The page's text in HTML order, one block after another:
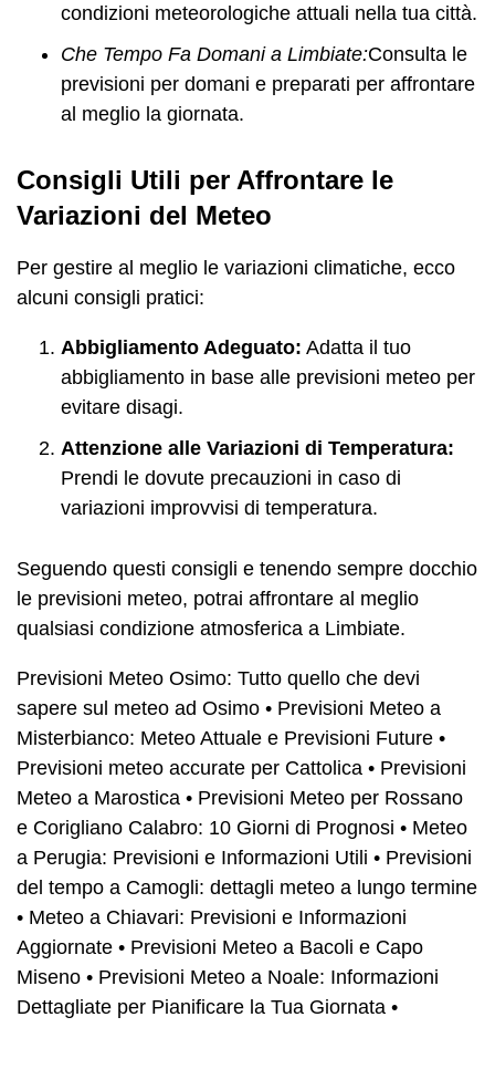
condizioni meteorologiche attuali nella tua città.
Che Tempo Fa Domani a Limbiate:Consulta le
previsioni per domani e preparati per affrontare
al meglio la giornata.
Consigli Utili per Affrontare le
Variazioni del Meteo
Per gestire al meglio le variazioni climatiche, ecco
alcuni consigli pratici:
Abbigliamento Adeguato: Adatta il tuo
abbigliamento in base alle previsioni meteo per
evitare disagi.
Attenzione alle Variazioni di Temperatura:
Prendi le dovute precauzioni in caso di
variazioni improvvisi di temperatura.
Seguendo questi consigli e tenendo sempre docchio
le previsioni meteo, potrai affrontare al meglio
qualsiasi condizione atmosferica a Limbiate.
Previsioni Meteo Osimo: Tutto quello che devi
sapere sul meteo ad Osimo • Previsioni Meteo a
Misterbianco: Meteo Attuale e Previsioni Future •
Previsioni meteo accurate per Cattolica • Previsioni
Meteo a Marostica • Previsioni Meteo per Rossano
e Corigliano Calabro: 10 Giorni di Prognosi • Meteo
a Perugia: Previsioni e Informazioni Utili • Previsioni
del tempo a Camogli: dettagli meteo a lungo termine
• Meteo a Chiavari: Previsioni e Informazioni
Aggiornate • Previsioni Meteo a Bacoli e Capo
Miseno • Previsioni Meteo a Noale: Informazioni
Dettagliate per Pianificare la Tua Giornata •